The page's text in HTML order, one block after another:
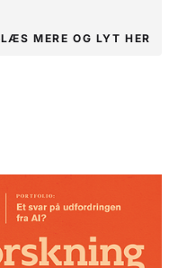
LÆS MERE OG LYT HER